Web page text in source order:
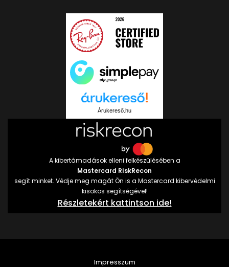
Árukereső.hu
A kibertámadások elleni felkészülésében a
Mastercard RiskRecon
segít minket. Védje meg magát Ön is a Mastercard kibervédelmi
kisokos segítségével!
Részletekért kattintson ide!
Impresszum